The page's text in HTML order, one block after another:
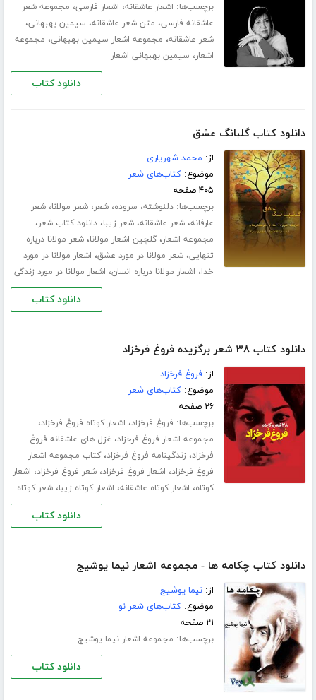
برچسب‌ها: اشعار عاشقانه، اشعار فارسی، مجموعه شعر
عاشقانه فارسی، متن شعر عاشقانه، سیمین بهبهانی،
شعر عاشقانه، مجموعه اشعار سیمین بهبهانی، مجموعه
اشعار، سیمین بهبهانی اشعار
دانلود کتاب
دانلود کتاب گلبانگ عشق
از: محمد شهریاری
موضوع:کتاب‌های شعر
۴۰۵ صفحه
برچسب‌ها:دلنوشته، سروده،شعر،شعر مولانا،شعر
عارفانه،شعر عاشقانه،شعر زیبا،دانلود کتاب شعر،
مجموعه اشعار،گلچین اشعار مولانا،شعر مولانا درباره
تنهایی،شعر مولانا در مورد عشق، اشعار مولانا در مورد
خدا، اشعار مولانا درباره انسان، اشعار مولانا در مورد زندگی
دانلود کتاب
دانلود کتاب ۳۸ شعر برگزیده فروغ فرخزاد
از:فروغ فرخزاد
موضوع:کتاب‌های شعر
۲۶ صفحه
برچسب‌ها: فروغ فرخزاد، اشعار کوتاه فروغ فرخزاد،
مجموعه اشعار فروغ فرخزاد، غزل های عاشقانه فروغ
فرخزاد، زندگینامه فروغ فرخزاد،کتاب مجموعه اشعار
فروغ فرخزاد، اشعار فروغ فرخزاد،شعر فروغ فرخزاد، اشعار
کوتاه، اشعار کوتاه عاشقانه، اشعار کوتاه زیبا،شعر کوتاه
دانلود کتاب
دانلود کتاب چکامه ها - مجموعه اشعار نیما یوشیج
از:نیما یوشیج
موضوع:کتاب‌های شعر نو
۲۱ صفحه
برچسب‌ها: مجموعه اشعار نیما یوشیج
دانلود کتاب